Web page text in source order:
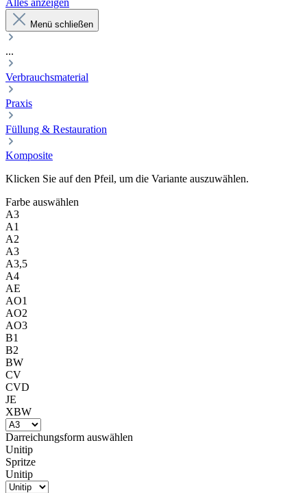
Alles anzeigen
Menü schließen
...
Verbrauchsmaterial
Praxis
Füllung & Restauration
Komposite
Klicken Sie auf den Pfeil, um die Variante auszuwählen.
Farbe auswählen
A3
A1
A2
A3
A3,5
A4
AE
AO1
AO2
AO3
B1
B2
BW
CV
CVD
JE
XBW
Darreichungsform auswählen
Unitip
Spritze
Unitip